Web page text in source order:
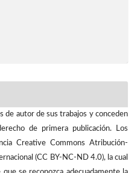
de autor de sus trabajos y conceden
de primera publicación. Los
Creative Commons Atribución-
(CC BY-NC-ND 4.0), la cual